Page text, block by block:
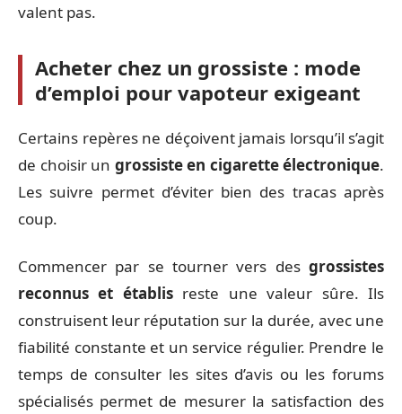
valent pas.
Acheter chez un grossiste : mode
d’emploi pour vapoteur exigeant
Certains repères ne déçoivent jamais lorsqu’il s’agit
de choisir un grossiste en cigarette électronique.
Les suivre permet d’éviter bien des tracas après
coup.
Commencer par se tourner vers des grossistes
reconnus et établisreste une valeur sûre. Ils
construisent leur réputation sur la durée, avec une
fiabilité constante et un service régulier. Prendre le
temps de consulter les sites d’avis ou les forums
spécialisés permet de mesurer la satisfaction des